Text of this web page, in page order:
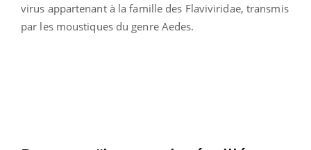
virus appartenant à la famille des Flaviviridae, transmis
par les moustiques du genre Aedes.